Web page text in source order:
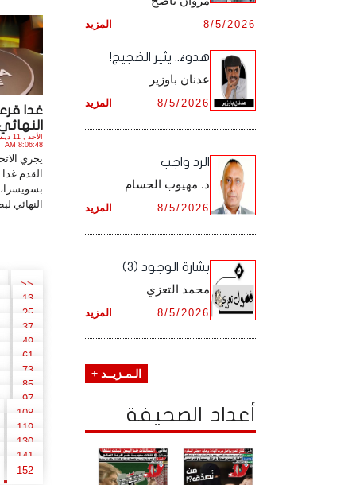
غدا
8:06:48 AM
يجري
القدم
النهائي
<<
13
25
37
49
61
73
85
97
108
119
130
141
152
أرشيف شهر ديـسـمـبـر ,
أرشيف شهر نـوفـمـبـر ,
أرشيف شهر ديـسـمـبـر ,
المزيد 8/5/2026
هدوءٌ.. يثير الضجيج!
عدنان باوزير
المزيد 8/5/2026
الرد واجب
د. مهيوب الحسام
المزيد 8/5/2026
بشارة الوجود (3)
محمد التعزي
المزيد 8/5/2026
الـمـزيــد +
أعداد الصحيفة